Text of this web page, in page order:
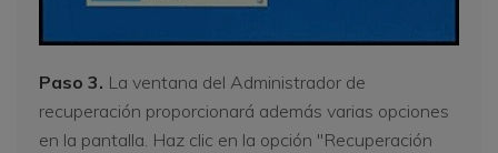
Paso 3. La ventana del Administrador de
recuperación proporcionará además varias opciones
en la pantalla. Haz clic en la opción "Recuperación